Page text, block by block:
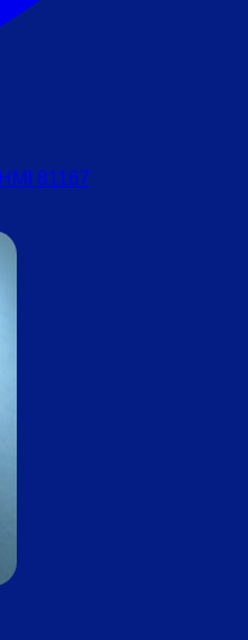
81167